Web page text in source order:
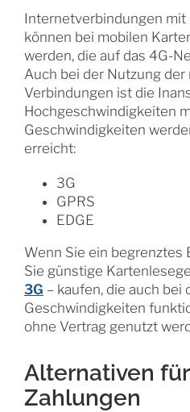
Internetverbindungen
können bei mobilen
werden, die auf das 4G-
Auch bei der Nutzung
Verbindungen ist die
Hochgeschwindigkeiten
Geschwindigkeiten
erreicht:
3G
GPRS
EDGE
Wenn Sie ein begrenztes
Sie günstige
3G – kaufen, die auch bei
Geschwindigkeiten
ohne Vertrag genutzt
Alternativen
Zahlungen